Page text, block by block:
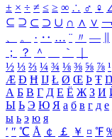
± × ÷ ≠ ≤ ≥ ∞ ∴ ♂ ♀
⊆ ⊇ ⊂ ⊃ ∪ ∩ ∧ ∨ ￢
、
。 · ‥ … ¨ 〃 ―
；
？ ＾ ｀
½ ⅓ ⅔ ¼ ¾ ⅛ ⅜ ⅝ ⅞ ¹
Æ Ð Ħ Ĳ Ł Ø Œ Þ Ŧ Ŋ
А Б В Г Д Е Ё Ж З И
Ы Ь Э Ю Я а б в г д е
ы ь э ю я
′ ″ ℃ Å ￠ ￡ ￥ ¤ ℉